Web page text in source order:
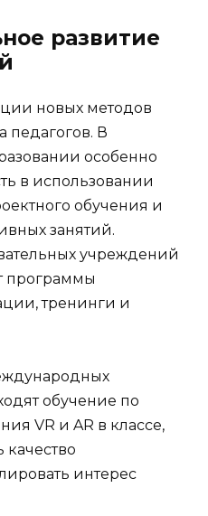
развитие
новых методов
педагогов. В
особенно
в использовании
обучения и
занятий.
учреждений
программы
тренинги и
обучение по
VR и AR в классе,
качество
интерес